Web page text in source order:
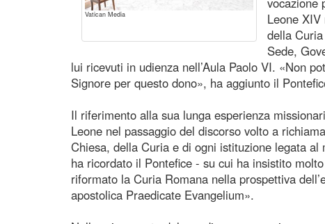
Vatican Media
Leone
della
Sede,
lui ricevuti in udienza nell’Aula Paolo VI. «Non
Signore per questo dono», ha aggiunto il
Il riferimento alla sua lunga esperienza
Leone nel passaggio del discorso volto a
Chiesa, della Curia e di ogni istituzione legata
ha ricordato il Pontefice - su cui ha insistito
riformato la Curia Romana nella prospettiva
apostolica Praedicate Evangelium».